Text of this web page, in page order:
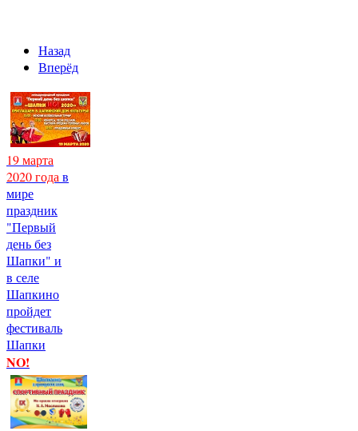
Назад
Вперёд
19 марта
2020 года в
мире
праздник
"Первый
день без
Шапки" и
в селе
Шапкино
пройдет
фестиваль
Шапки
NO!